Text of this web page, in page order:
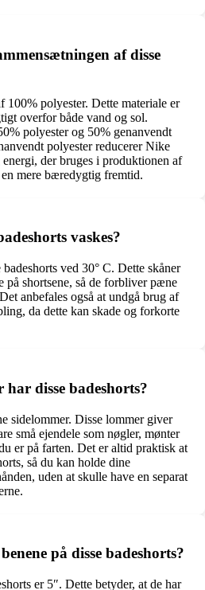
af disse
100% polyester. Dette materiale er
overfor både vand og sol.
polyester og 50% genanvendt
polyester reducerer Nike
der bruges i produktionen af
mere bæredygtig fremtid.
vaskes?
ved 30° C. Dette skåner
på shortsene, så de forbliver pæne
anbefales også at undgå brug af
da dette kan skade og forkorte
disse badeshorts?
sidelommer. Disse lommer giver
små ejendele som nøgler, mønter
er på farten. Det er altid praktisk at
så du kan holde dine
uden at skulle have en separat
på disse badeshorts?
er 5″. Dette betyder, at de har